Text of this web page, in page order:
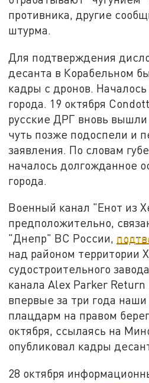
противника, другие
штурма.
Для подтверждения
десанта в Корабельном
кадры с дронов.
города. 19 октября
русские ДРГ вновь вышли
чуть позже подоспели и
заявления. По словам
началось долгожданное
города.
Военный канал "Енот из
предположительно,
"Днепр" ВС России,
над районом территории
судостроительного
канала Alex Parker
впервые за три года
плацдарм на правом
октября, ссылаясь на
опубликовал кадры
28 октября